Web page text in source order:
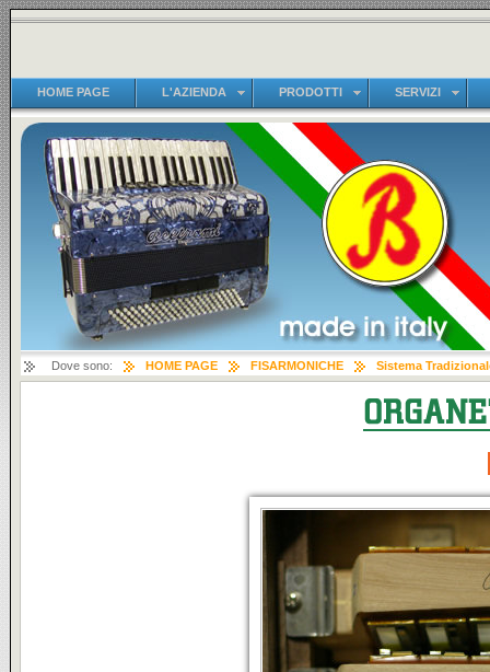
HOME PAGE L'AZIENDA PRODOTTI SERVIZI
Dove sono: HOME PAGE FISARMONICHE Sistema